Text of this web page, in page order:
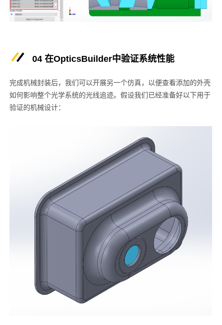
04 在OpticsBuilder中验证系统性能
完成机械封装后，我们可以开展另一个仿真，以便查看添加的外壳
如何影响整个光学系统的光线追迹。假设我们已经准备好以下用于
验证的机械设计：